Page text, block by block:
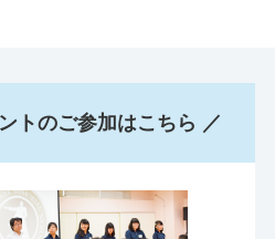
トのご参加はこちら ／